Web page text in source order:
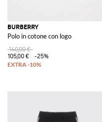
BURBERRY
Polo in cotone con logo
140,00 €
105,00 €
-25%